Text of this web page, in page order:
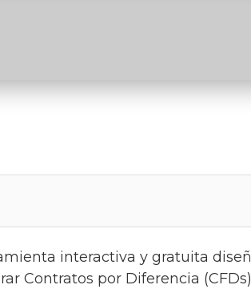
interactiva y gratuita
Contratos por Diferencia